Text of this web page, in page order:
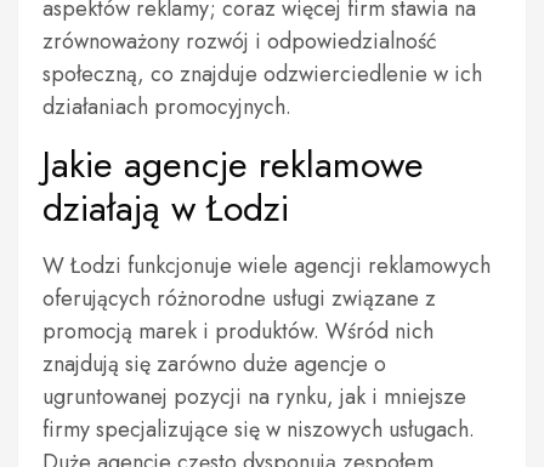
aspektów reklamy; coraz więcej firm stawia na
zrównoważony rozwój i odpowiedzialność
społeczną, co znajduje odzwierciedlenie w ich
działaniach promocyjnych.
Jakie agencje reklamowe
działają w Łodzi
W Łodzi funkcjonuje wiele agencji reklamowych
oferujących różnorodne usługi związane z
promocją marek i produktów. Wśród nich
znajdują się zarówno duże agencje o
ugruntowanej pozycji na rynku, jak i mniejsze
firmy specjalizujące się w niszowych usługach.